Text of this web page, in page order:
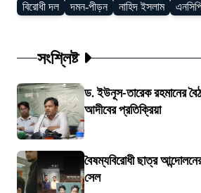
বিরোধী দল দমন-পীড়ন নাহিদ ইসলাম
সংশ্লিষ্ট
ড. ইউনূস-তারেক রহমানের
আদীবের প্রতিক্রিয়া
বৈষম্যবিরোধী ছাত্র
সেল